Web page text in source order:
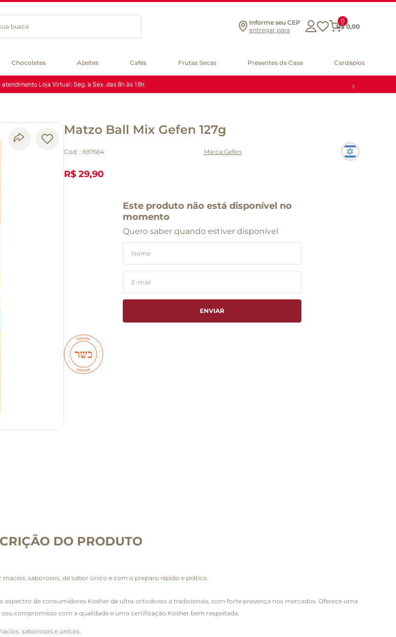
Informe seu CEP
entregar para
0
R$ 0,00
Chocolates Azeites Cafés Frutas Secas Presentes da Casa Cardápios
atendimento Loja Virtual: Seg. a Sex. das 8h às 18h
Matzo Ball Mix Gefen 127g
Cód: : 697664 Gefen
R$ 29,90
Este produto não está disponível no
momento
Quero saber quando estiver disponível
ENVIAR
DO PRODUTO
saborosos, de sabor único e com o preparo rápido e prático.
espectro de consumidores Kosher de ultra-ortodoxos a tradicionais, com forte presença nos mercados. Oferece uma
compromisso com a qualidade e uma certificação Kosher bem respeitada.
saborosos e únicos.